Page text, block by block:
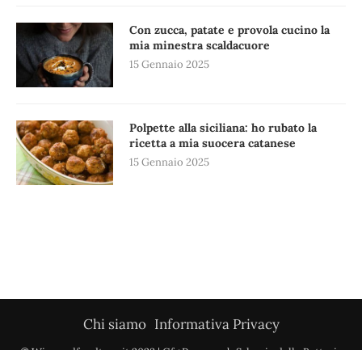
Con zucca, patate e provola cucino la
mia minestra scaldacuore
15 Gennaio 2025
Polpette alla siciliana: ho rubato la
ricetta a mia suocera catanese
15 Gennaio 2025
Chi siamo Informativa Privacy